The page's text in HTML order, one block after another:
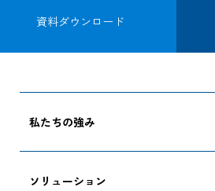
資料ダウンロード
私たちの強み
ソリューション